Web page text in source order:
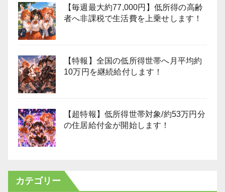
【毎週最大約77,000円】低所得の高齢
者へ非課税で生活費を上乗せします！
【特報】全国の低所得世帯へ月平均約
10万円を継続給付します！
【超特報】低所得世帯対象/約53万円分
の住居給付金が開始します！
カテゴリー